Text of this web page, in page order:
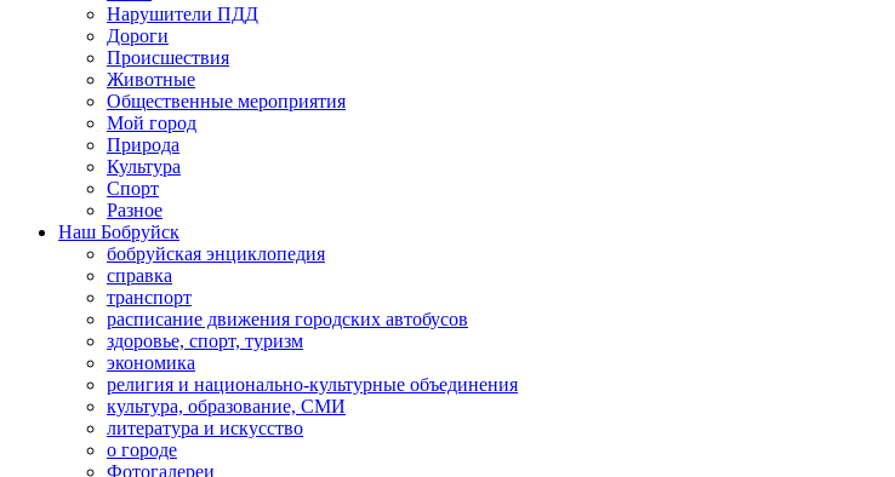
Нарушители ПДД
Дороги
Происшествия
Животные
Общественные мероприятия
Мой город
Природа
Культура
Спорт
Разное
Наш Бобруйск
бобруйская энциклопедия
справка
транспорт
расписание движения городских автобусов
здоровье, спорт, туризм
экономика
религия и национально-культурные объединения
культура, образование, СМИ
литература и искусство
о городе
Фотогалереи